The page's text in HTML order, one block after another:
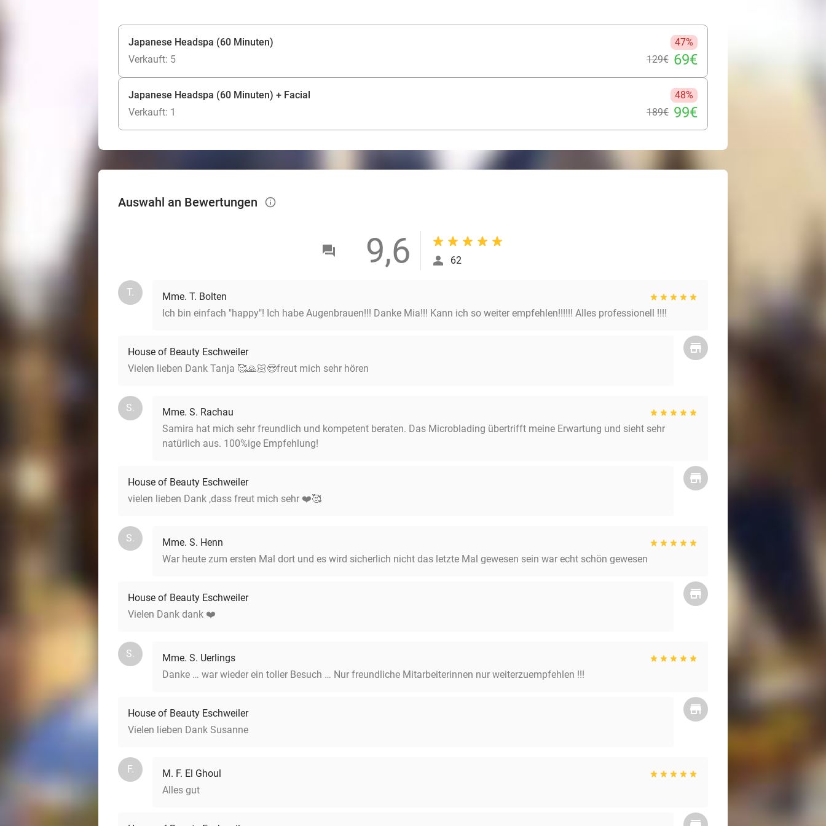
feuchtigkeitsspendenden Wirkstoffen versorgt. So entsteht ein harmonisches Treatment,
das Stress löst, die Sinne beruhigt und den Teint genauso strahlen lässt wie den Geist.
Japanese Headspa (60 Minuten)
47%
Verkauft: 5
129€ 69€
Japanese Headspa (60 Minuten) + Facial
48%
Verkauft: 1
189€ 99€
Auswahl an Bewertungen info_outlined
9,6 62
T.
Mme. T. Bolten
Ich bin einfach "happy"! Ich habe Augenbrauen!!! Danke Mia!!! Kann ich so weiter empfehlen!!!!!! Alles professionell !!!!
House of Beauty Eschweiler
Vielen lieben Dank Tanja 🥰🙏🏻😍freut mich sehr hören
S.
Mme. S. Rachau
Samira hat mich sehr freundlich und kompetent beraten. Das Microblading übertrifft meine Erwartung und sieht sehr
natürlich aus. 100%ige Empfehlung!
House of Beauty Eschweiler
vielen lieben Dank ,dass freut mich sehr ❤️🥰
S.
Mme. S. Henn
War heute zum ersten Mal dort und es wird sicherlich nicht das letzte Mal gewesen sein war echt schön gewesen
House of Beauty Eschweiler
Vielen Dank dank ❤️
S.
Mme. S. Uerlings
Danke … war wieder ein toller Besuch … Nur freundliche Mitarbeiterinnen nur weiterzuempfehlen !!!
House of Beauty Eschweiler
Vielen lieben Dank Susanne
F.
M. F. El Ghoul
Alles gut